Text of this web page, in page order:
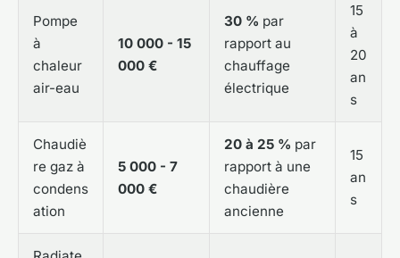
Pompe
à
chaleur
air-eau
10 000 - 15
000 €
30 % par
rapport au
chauffage
électrique
15
à
20
an
s
Chaudiè
re gaz à
condens
ation
5 000 - 7
000 €
20 à 25 % par
rapport à une
chaudière
ancienne
15
an
s